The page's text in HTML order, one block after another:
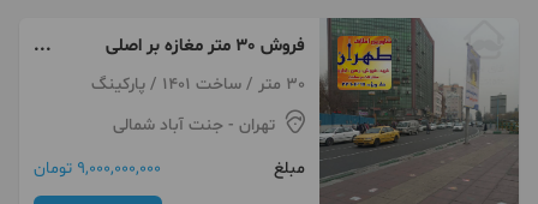
فروش 30 متر مغازه بر اصلی
خیابان با طول دهنه 5 متر30 متر / ساخت 1401 / پارکینگ
تهران - جنت آباد شمالی
مبلغ
9,000,000,000 تومان